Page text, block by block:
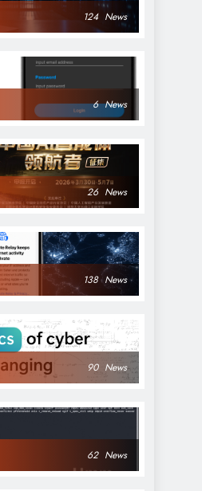
124 News
6 News
26 News
138 News
90 News
62 News